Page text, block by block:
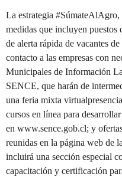
La estrategia #SúmateAlAgro,
medidas que incluyen puestos
de alerta rápida de vacantes
contacto a las empresas con
Municipales de Información
SENCE, que harán de
una feria mixta
cursos en línea para
en www.sence.gob.cl; y
reunidas en la página web de
incluirá una sección especial
capacitación y certificación